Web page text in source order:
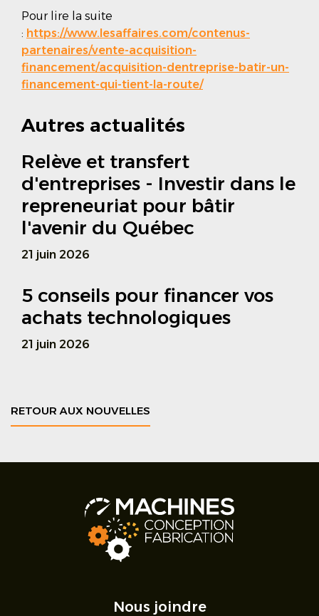
Pour lire la suite
: https://www.lesaffaires.com/contenus-
partenaires/vente-acquisition-
financement/acquisition-dentreprise-batir-un-
financement-qui-tient-la-route/
Autres actualités
Relève et transfert
d'entreprises - Investir dans le
repreneuriat pour bâtir
l'avenir du Québec
21 juin 2026
5 conseils pour financer vos
achats technologiques
21 juin 2026
RETOUR AUX NOUVELLES
Nous joindre